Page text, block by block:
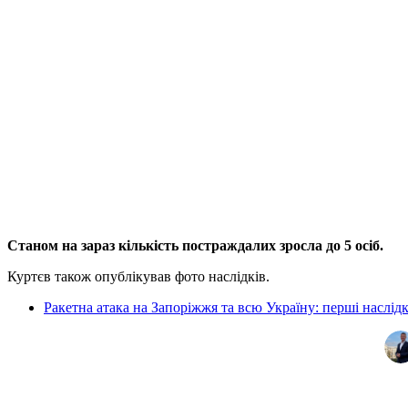
Станом на зараз кількість постраждалих зросла до 5 осіб.
Куртєв також опублікував фото наслідків.
Ракетна атака на Запоріжжя та всю Україну: перші